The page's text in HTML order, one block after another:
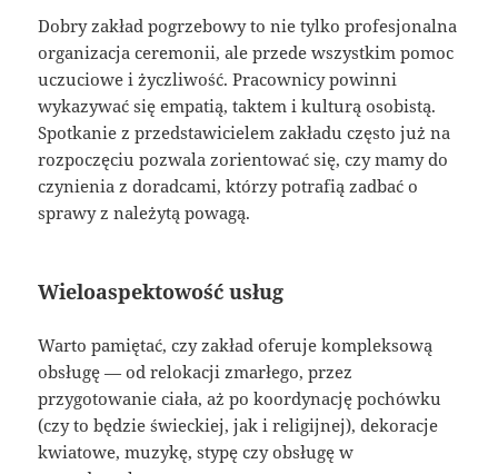
Dobry zakład pogrzebowy to nie tylko profesjonalna
organizacja ceremonii, ale przede wszystkim pomoc
uczuciowe i życzliwość. Pracownicy powinni
wykazywać się empatią, taktem i kulturą osobistą.
Spotkanie z przedstawicielem zakładu często już na
rozpoczęciu pozwala zorientować się, czy mamy do
czynienia z doradcami, którzy potrafią zadbać o
sprawy z należytą powagą.
Wieloaspektowość usług
Warto pamiętać, czy zakład oferuje kompleksową
obsługę — od relokacji zmarłego, przez
przygotowanie ciała, aż po koordynację pochówku
(czy to będzie świeckiej, jak i religijnej), dekoracje
kwiatowe, muzykę, stypę czy obsługę w